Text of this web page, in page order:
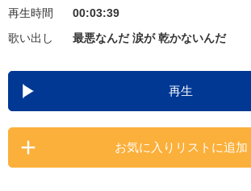
お知らせ よくあるご質問
DAMの新曲・ランキングな
カラオケ最新情報をチェック
再生時間
00:03:39
歌い出し
最悪なんだ 涙が 乾かないんだ
再生
お気に入りリストに追加